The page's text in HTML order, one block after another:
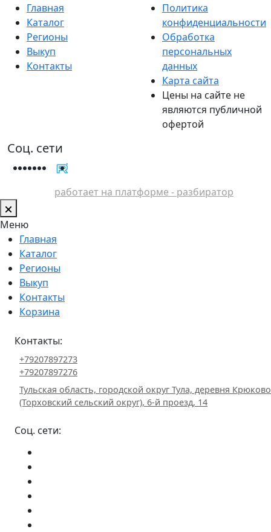
Главная
Каталог
Регионы
Выкуп
Контакты
Политика
конфиденциальности
Обработка
персональных
данных
Карта сайта
Цены на сайте не
являются публичной
офертой
Соц. сети
работает на платформе - разбиратор
Меню
Главная
Каталог
Регионы
Выкуп
Контакты
Корзина
Контакты:
+79207897273
+79207897276
Тульская область, городской округ Тула, деревня Крюково
(Торховский сельский округ), 6-й проезд, 14
Соц. сети: